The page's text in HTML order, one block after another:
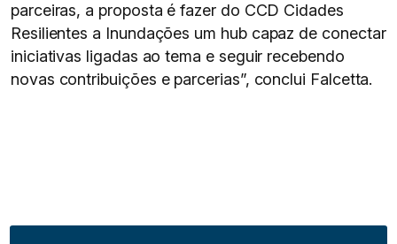
parceiras, a proposta é fazer do CCD Cidades
Resilientes a Inundações um hub capaz de conectar
iniciativas ligadas ao tema e seguir recebendo
novas contribuições e parcerias”, conclui Falcetta.